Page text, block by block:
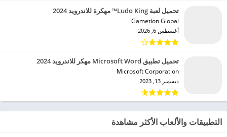
تحميل لعبة Ludo King™ مهكرة للاندرويد 2024
Gametion Global‏
أغسطس 6, 2026
تحميل تطبيق Microsoft Word مهكر للاندرويد 2024
Microsoft Corporation‏
ديسمبر 13, 2023
التطبيقات والألعاب الأكثر مشاهدة